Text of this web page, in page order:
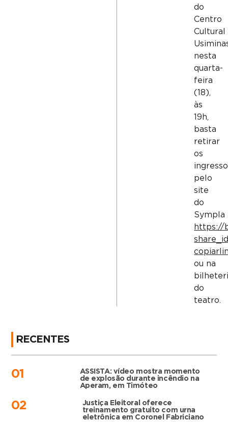
do
Centro
Cultural
nesta
quarta-
feira
(18),
às
19h,
basta
retirar
os
pelo
site
do
Sympla
https://
ou na
do
teatro.
RECENTES
01
ASSISTA: vídeo mostra momento
de explosão durante incêndio na
Aperam, em Timóteo
02
Justiça Eleitoral oferece
treinamento gratuito com urna
eletrônica em Coronel Fabriciano